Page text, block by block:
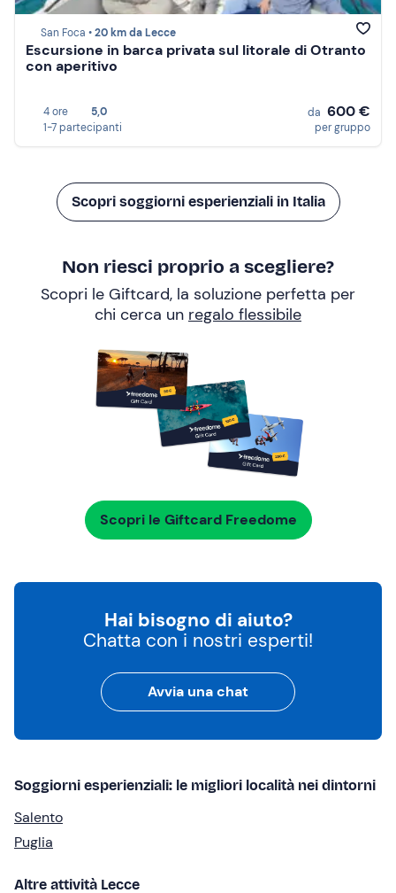
San Foca •20 km da Lecce
Escursione in barca privata sul litorale di Otranto
con aperitivo
4 ore
5,0
1-7 partecipanti
da 600 €
per gruppo
Scopri soggiorni esperienziali in Italia
Non riesci proprio a scegliere?
Scopri le Giftcard, la soluzione perfetta per
chi cerca un regalo flessibile
Scopri le Giftcard Freedome
Hai bisogno di aiuto?
Chatta con i nostri esperti!
Avvia una chat
Soggiorni esperienziali: le migliori località nei dintorni
Salento
Puglia
Altre attività Lecce